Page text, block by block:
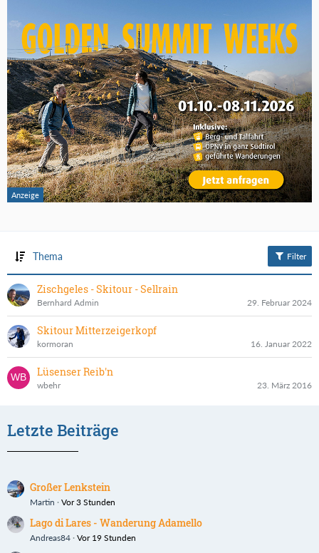
Thema Filter
Zischgeles - Skitour - Sellrain
Bernhard Admin 29. Februar 2024
Skitour Mitterzeigerkopf
kormoran 16. Januar 2022
Lüsenser Reib'n
wbehr 23. März 2016
Letzte Beiträge
Großer Lenkstein
Martin Vor 3 Stunden
Lago di Lares - Wanderung Adamello
Andreas84 Vor 19 Stunden